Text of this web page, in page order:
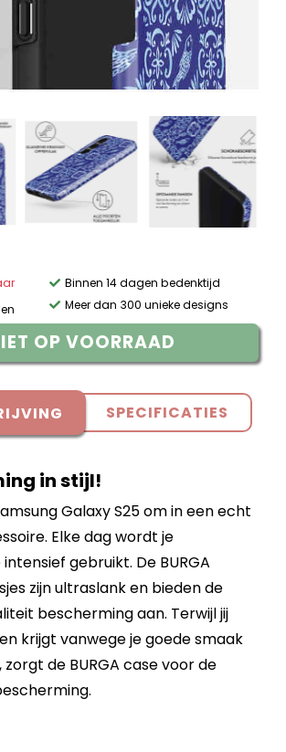
Binnen 14 dagen bedenktijd
Meer dan 300 unieke designs
OP VOORRAAD
SPECIFICATIES
in stijl!
Galaxy S25 om in een echt
Elke dag wordt je
gebruikt. De BURGA
zijn ultraslank en bieden de
bescherming aan. Terwijl jij
krijgt vanwege je goede smaak
de BURGA case voor de